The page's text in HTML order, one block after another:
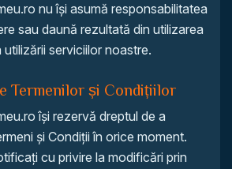
nu își asumă responsabilitatea
sau daună rezultată din utilizarea
serviciilor noastre.
Termenilor și Condițiilor
își rezervă dreptul de a
și Condiții în orice moment.
cu privire la modificări prin